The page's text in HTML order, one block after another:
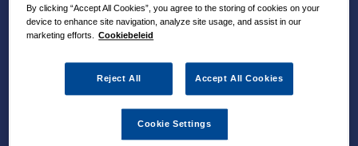
By clicking “Accept All Cookies”, you agree to the storing of cookies on your
device to enhance site navigation, analyze site usage, and assist in our
marketing efforts.
Cookiebeleid
Reject All Accept All Cookies
Cookie Settings